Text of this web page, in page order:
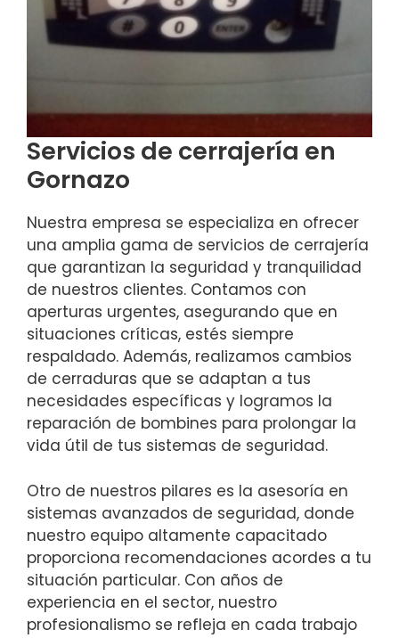
Servicios de cerrajería en
Gornazo
Nuestra empresa se especializa en ofrecer
una amplia gama de servicios de cerrajería
que garantizan la seguridad y tranquilidad
de nuestros clientes. Contamos con
aperturas urgentes, asegurando que en
situaciones críticas, estés siempre
respaldado. Además, realizamos cambios
de cerraduras que se adaptan a tus
necesidades específicas y logramos la
reparación de bombines para prolongar la
vida útil de tus sistemas de seguridad.
Otro de nuestros pilares es la asesoría en
sistemas avanzados de seguridad, donde
nuestro equipo altamente capacitado
proporciona recomendaciones acordes a tu
situación particular. Con años de
experiencia en el sector, nuestro
profesionalismo se refleja en cada trabajo